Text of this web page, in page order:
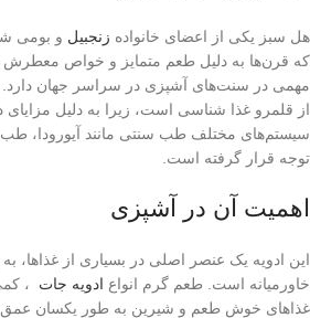
هل سبز یکی از اعضای خانواده زنجبیل و بومی
که قرن‌ها به دلیل طعم متمایز و خواص معطرش
مهمی در سنت‌های آشپزی در سراسر جهان دارد.
از قلمرو غذا شناسی است، زیرا به دلیل مزایای
سیستم‌های مختلف طب سنتی مانند آیورودا، طب
توجه قرار گرفته است.
اهمیت آن در آشپزی
این ادویه یک عنصر اصلی در بسیاری از غذاها،
خاورمیانه است. طعم گرم انواع ادویه جات ،
غذاهای خوش طعم و شیرین به طور یکسان